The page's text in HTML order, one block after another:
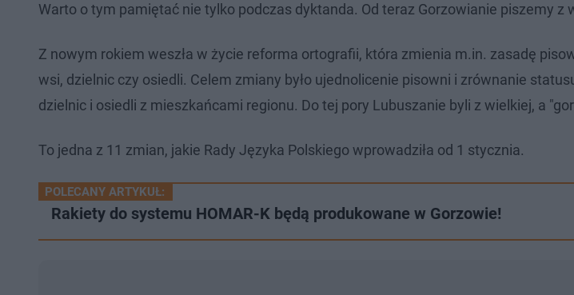
Warto o tym pamiętać nie tylko podczas dyktanda. Od teraz Gorzowianie piszemy z
Z nowym rokiem weszła w życie reforma ortografii, która zmienia m.in. zasadę
wsi, dzielnic czy osiedli. Celem zmiany było ujednolicenie pisowni i zrównanie
dzielnic i osiedli z mieszkańcami regionu. Do tej pory Lubuszanie byli z wielkiej, a
To jedna z 11 zmian, jakie Rady Języka Polskiego wprowadziła od 1 stycznia.
POLECANY ARTYKUŁ:
Rakiety do systemu HOMAR-K będą produkowane w Gorzowie!